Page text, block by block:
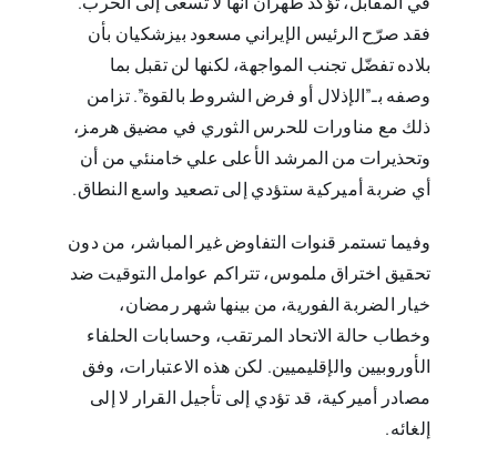
فقد صرّح الرئيس الإيراني مسعود بيزشكيان بأن
بلاده تفضّل تجنب المواجهة، لكنها لن تقبل بما
وصفه بـ”الإذلال أو فرض الشروط بالقوة”. تزامن
ذلك مع مناورات للحرس الثوري في مضيق هرمز،
وتحذيرات من المرشد الأعلى علي خامنئي من أن
أي ضربة أميركية ستؤدي إلى تصعيد واسع النطاق.
وفيما تستمر قنوات التفاوض غير المباشر، من دون
تحقيق اختراق ملموس، تتراكم عوامل التوقيت ضد
خيار الضربة الفورية، من بينها شهر رمضان،
وخطاب حالة الاتحاد المرتقب، وحسابات الحلفاء
الأوروبيين والإقليميين. لكن هذه الاعتبارات، وفق
مصادر أميركية، قد تؤدي إلى تأجيل القرار لا إلى
إلغائه.